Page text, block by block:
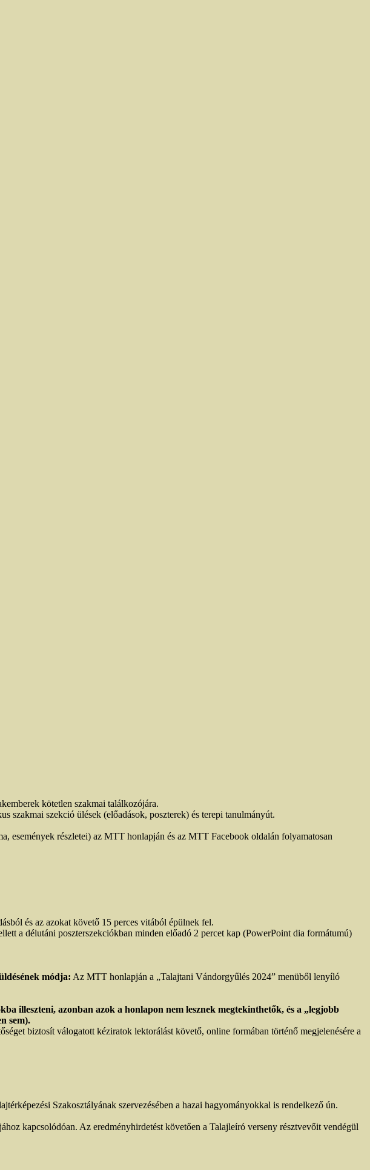
kötetlen szakmai találkozójára.
szakmai szekció ülések (előadások, poszterek) és terepi tanulmányút.
események részletei) az MTT honlapján és az MTT Facebook oldalán folyamatosan
és az azokat követő 15 perces vitából épülnek fel.
a délutáni poszterszekciókban minden előadó 2 percet kap (PowerPoint dia formátumú)
módja: Az MTT honlapján a „Talajtani Vándorgyűlés 2024” menüből lenyíló
illeszteni, azonban azok a honlapon nem lesznek megtekinthetők, és a „legjobb
sem).
biztosít válogatott kéziratok lektorálást követő, online formában történő megjelenésére a
Szakosztályának szervezésében a hazai hagyományokkal is rendelkező ún.
kapcsolódóan. Az eredményhirdetést követően a Talajleíró verseny résztvevőit vendégül